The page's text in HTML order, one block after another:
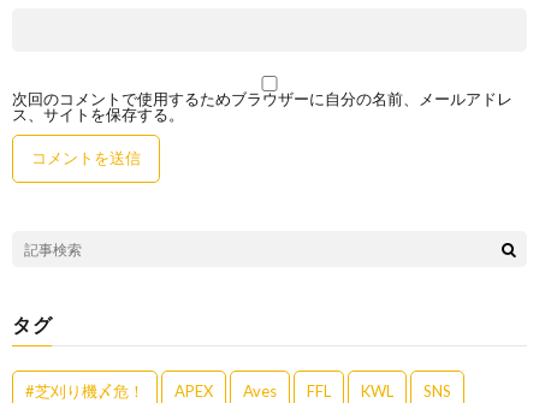
次回のコメントで使用するためブラウザーに自分の名前、メールアドレ
ス、サイトを保存する。
タグ
#芝刈り機〆危！ APEX Aves FFL KWL SNS